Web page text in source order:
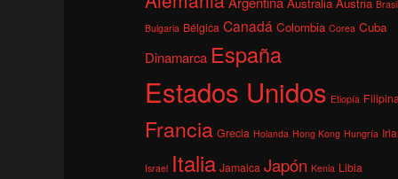
Brasil
Bulgaria Bélgica Canadá Colombia Corea Cuba
Dinamarca España
Estados Unidos Etiopía
Francia Grecia Holanda Hong Kong Hungría
Israel Italia Jamaica Japón Kenia Libia